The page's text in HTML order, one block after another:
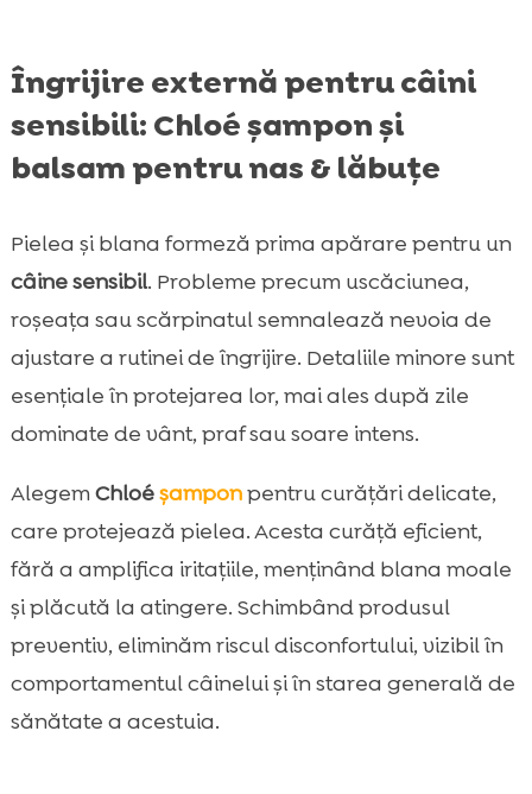
Îngrijire externă pentru câini
sensibili: Chloé șampon și
balsam pentru nas & lăbuțe
Pielea și blana formeză prima apărare pentru un
câine sensibil. Probleme precum uscăciunea,
roșeața sau scărpinatul semnalează nevoia de
ajustare a rutinei de îngrijire. Detaliile minore sunt
esențiale în protejarea lor, mai ales după zile
dominate de vânt, praf sau soare intens.
AlegemChloéșamponpentru curățări delicate,
care protejează pielea. Acesta curăță eficient,
fără a amplifica iritațiile, menținând blana moale
și plăcută la atingere. Schimbând produsul
preventiv, eliminăm riscul disconfortului, vizibil în
comportamentul câinelui și în starea generală de
sănătate a acestuia.